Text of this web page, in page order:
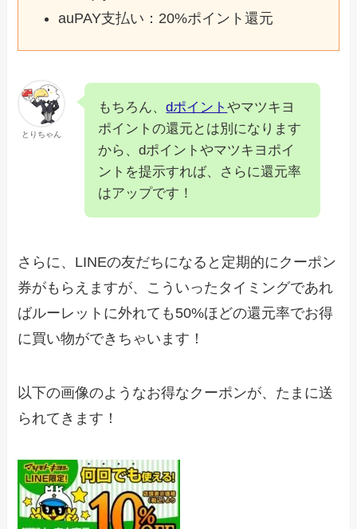
auPAY支払い：20%ポイント還元
とりちゃん
もちろん、dポイントやマツキヨ
ポイントの還元とは別になります
から、dポイントやマツキヨポイ
ントを提示すれば、さらに還元率
はアップです！
さらに、LINEの友だちになると定期的にクーポン
券がもらえますが、こういったタイミングであれ
ばルーレットに外れても50%ほどの還元率でお得
に買い物ができちゃいます！
以下の画像のようなお得なクーポンが、たまに送
られてきます！